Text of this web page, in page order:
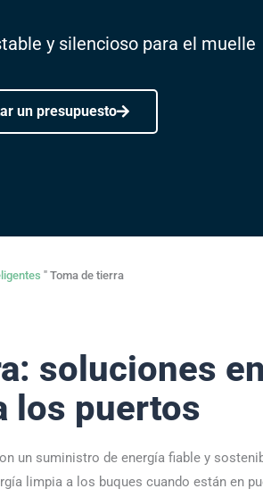
y silencioso para el muelle
un presupuesto
" Toma de tierra
soluciones
los puertos
un suministro de energía fiable y
limpia a los buques cuando están en